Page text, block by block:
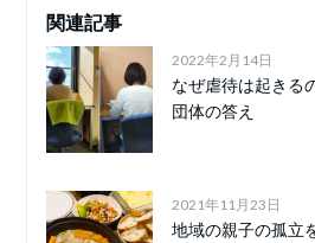
関連記事
2022年2月14日
なぜ虐待は起きる
団体の答え
2021年11月23日
地域の親子の孤立